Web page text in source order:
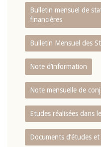
Bulletin mensuel de
financières
Bulletin Mensuel des
Note d’information
Note mensuelle de
Etudes réalisées dans
Documents d’études